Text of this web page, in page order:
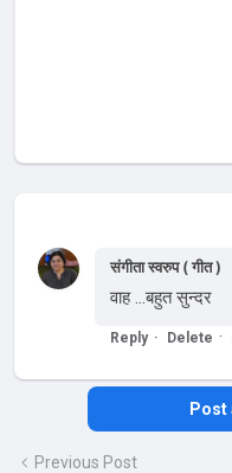
संगीता स्वरुप ( गीत )
वाह ...बहुत सुन्दर
Reply Delete
Post
Previous Post